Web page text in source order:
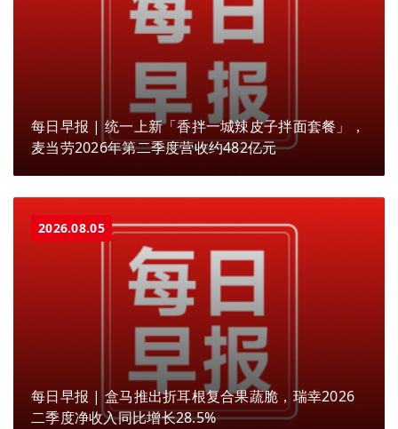
每日早报 | 统一上新「香拌一城辣皮子拌面套餐」，
麦当劳2026年第二季度营收约482亿元
2026.08.05
每日早报 | 盒马推出折耳根复合果蔬脆，瑞幸2026
二季度净收入同比增长28.5%